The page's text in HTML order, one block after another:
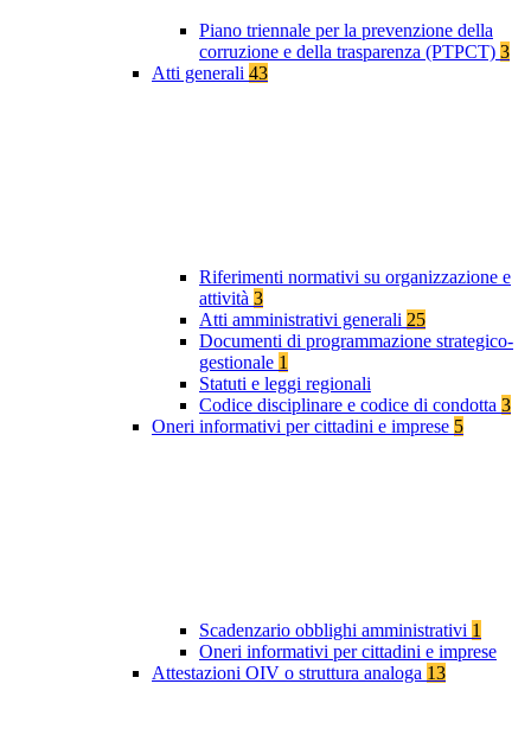
Piano triennale per la prevenzione della
corruzione e della trasparenza (PTPCT) 3
Atti generali 43
Riferimenti normativi su organizzazione e
attività 3
Atti amministrativi generali 25
Documenti di programmazione strategico-
gestionale 1
Statuti e leggi regionali
Codice disciplinare e codice di condotta 3
Oneri informativi per cittadini e imprese 5
Scadenzario obblighi amministrativi 1
Oneri informativi per cittadini e imprese
Attestazioni OIV o struttura analoga 13